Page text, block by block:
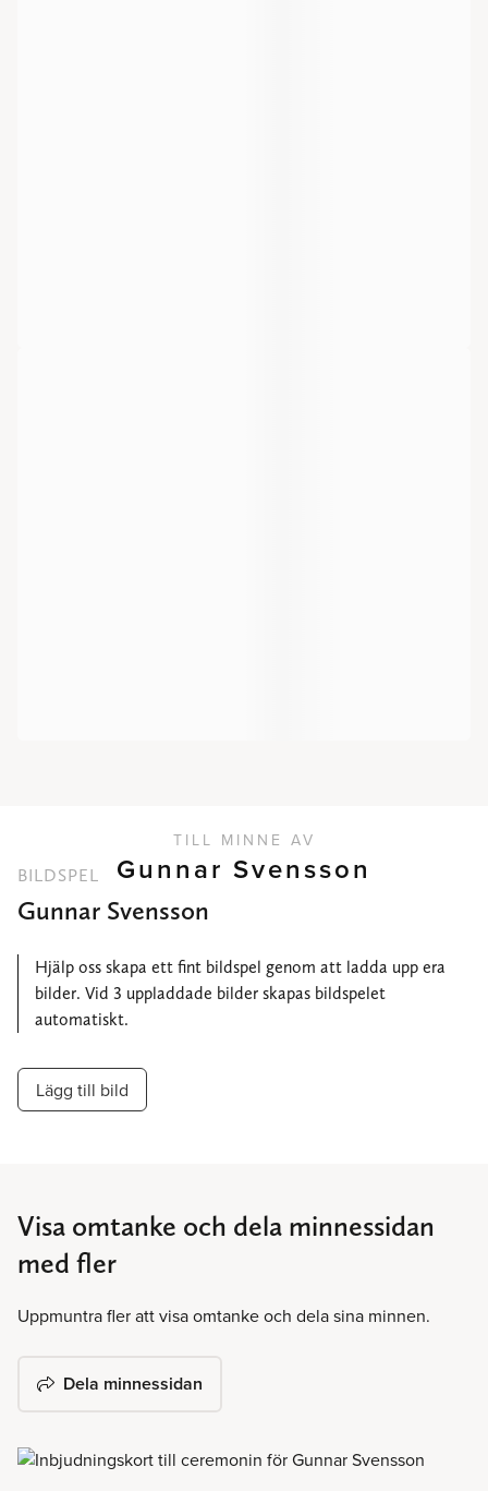
TILL MINNE AV
Gunnar Svensson
BILDSPEL
Gunnar Svensson
Hjälp oss skapa ett fint bildspel genom att ladda upp era
bilder. Vid 3 uppladdade bilder skapas bildspelet
automatiskt.
Lägg till bild
Visa omtanke och dela minnessidan
med fler
Uppmuntra fler att visa omtanke och dela sina minnen.
Dela minnessidan